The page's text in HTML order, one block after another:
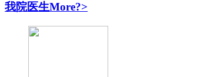
我院医生More?>